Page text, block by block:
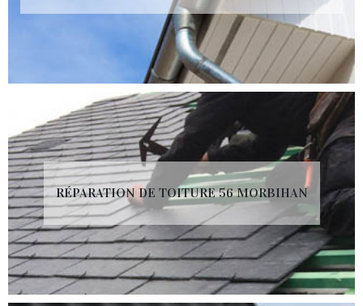
RÉPARATION DE TOITURE 56 MORBIHAN